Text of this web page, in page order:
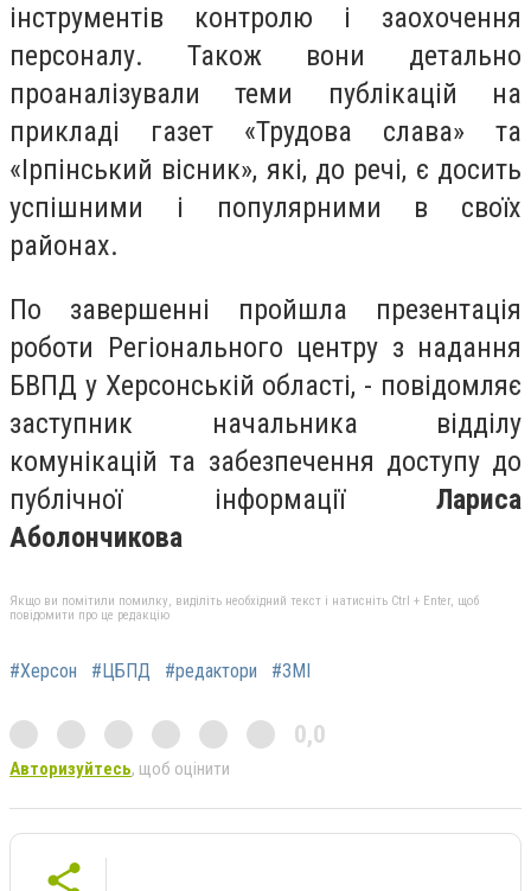
інструментів контролю і заохочення
персоналу. Також вони детально
проаналізували теми публікацій на
прикладі газет «Трудова слава» та
«Ірпінський вісник», які, до речі, є досить
успішними і популярними в своїх
районах.
По завершенні пройшла презентація
роботи Регіонального центру з надання
БВПД у Херсонській області, - повідомляє
заступник начальника відділу
комунікацій та забезпечення доступу до
публічної інформації Лариса
Аболончикова
Якщо ви помітили помилку, виділіть необхідний текст і натисніть Ctrl + Enter, щоб
повідомити про це редакцію
#Херсон #ЦБПД #редактори #ЗМІ
0,0
Авторизуйтесь, щоб оцінити